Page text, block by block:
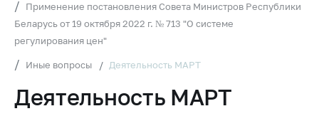
Законодательство
Антикоррупционная
деятельность
консультативный
Применение постановления Совета Министров Республики
Беларусь от 19 октября 2022 г. № 713 "О системе
регулирования цен"
Иные вопросы Деятельность МАРТ
Деятельность МАРТ